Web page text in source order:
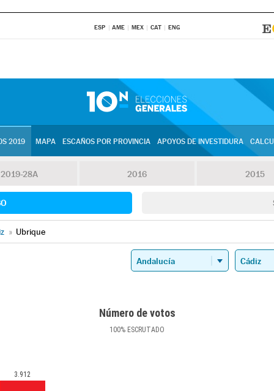
ESP AME MEX CAT ENG
2019 MAPA ESCAÑOS POR PROVINCIA APOYOS DE INVESTIDURA
2019-28A 2016 2015
» Ubrique
Número de votos
100% ESCRUTADO
3.912